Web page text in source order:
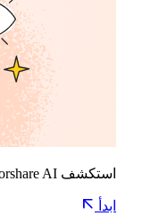
استكشف Tenorshare AI مع الميزات الجديدة المذهلة
ابدأ